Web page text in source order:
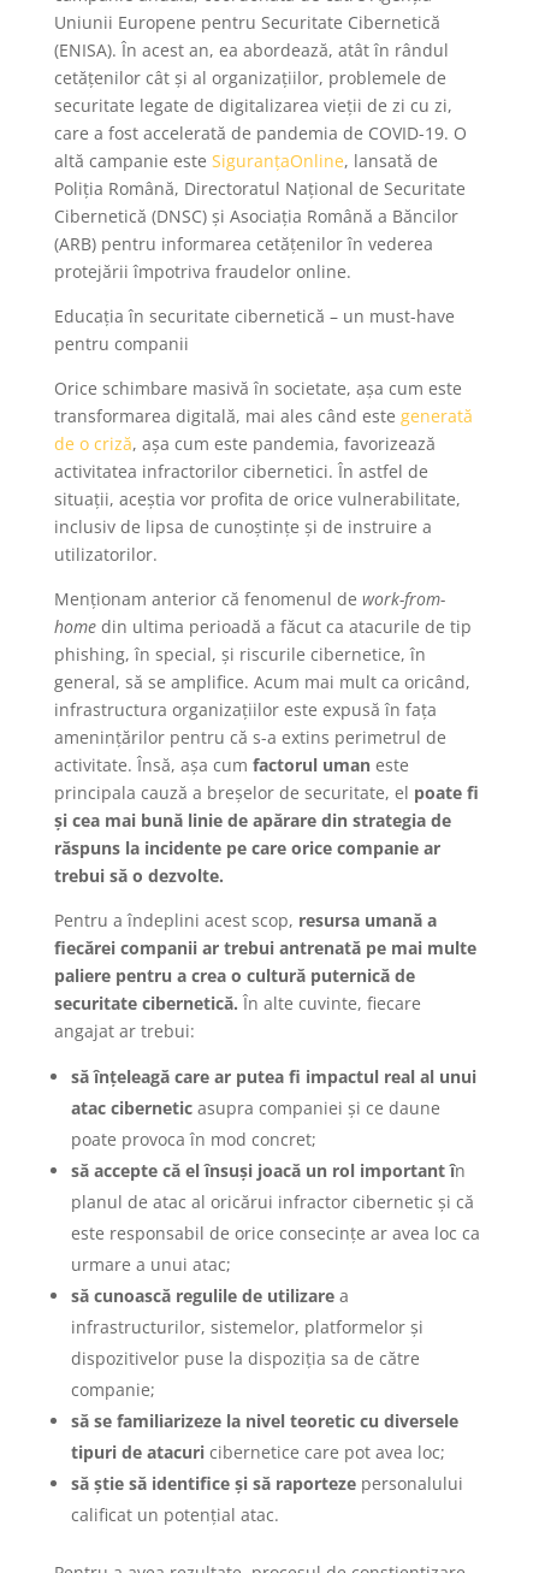
Uniunii Europene pentru Securitate Cibernetică
(ENISA). În acest an, ea abordează, atât în rândul
cetățenilor cât și al organizațiilor, problemele de
securitate legate de digitalizarea vieții de zi cu zi,
care a fost accelerată de pandemia de COVID-19. O
altă campanie este SiguranțaOnline, lansată de
Poliția Română, Directoratul Național de Securitate
Cibernetică (DNSC) și Asociația Română a Băncilor
(ARB) pentru informarea cetățenilor în vederea
protejării împotriva fraudelor online.
Educația în securitate cibernetică – un must-have
pentru companii
Orice schimbare masivă în societate, așa cum este
transformarea digitală, mai ales când este generată
de o criză, așa cum este pandemia, favorizează
activitatea infractorilor cibernetici. În astfel de
situații, aceștia vor profita de orice vulnerabilitate,
inclusiv de lipsa de cunoștințe și de instruire a
utilizatorilor.
Menționam anterior că fenomenul de work-from-
homedin ultima perioadă a făcut ca atacurile de tip
phishing, în special, și riscurile cibernetice, în
general, să se amplifice. Acum mai mult ca oricând,
infrastructura organizațiilor este expusă în fața
amenințărilor pentru că s-a extins perimetrul de
activitate. Însă, așa cum factorul umaneste
principala cauză a breșelor de securitate, el poate fi
și cea mai bună linie de apărare din strategia de
răspuns la incidente pe care orice companie ar
trebui să o dezvolte.
Pentru a îndeplini acest scop, resursa umană a
fiecărei companii ar trebui antrenată pe mai multe
paliere pentru a crea o cultură puternică de
securitate cibernetică. În alte cuvinte, fiecare
angajat ar trebui:
să înțeleagă care ar putea fi impactul real al unui
atac ciberneticasupra companiei și ce daune
poate provoca în mod concret;
să accepte că el însuși joacă un rol important în
planul de atac al oricărui infractor cibernetic și că
este responsabil de orice consecințe ar avea loc ca
urmare a unui atac;
să cunoască regulile de utilizare a
infrastructurilor, sistemelor, platformelor și
dispozitivelor puse la dispoziția sa de către
companie;
să se familiarizeze la nivel teoretic cu diversele
tipuri de atacuricibernetice care pot avea loc;
să știe să identifice și să raporteze personalului
calificat un potențial atac.